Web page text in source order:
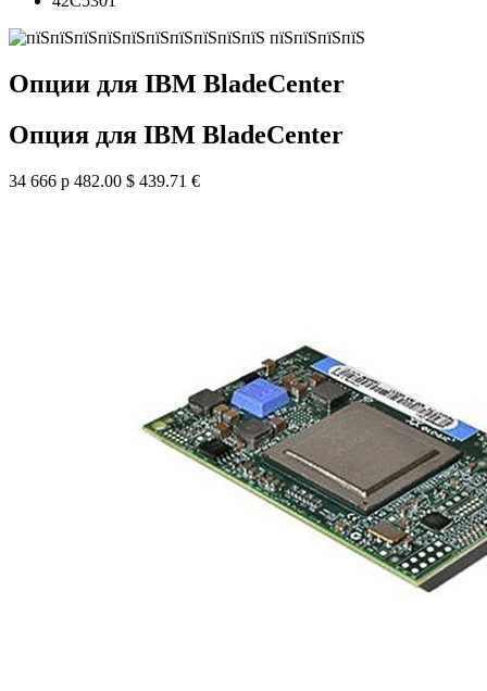
Опции для IBM BladeCenter
Опция для IBM BladeCenter
34 666 р 482.00 $ 439.71 €